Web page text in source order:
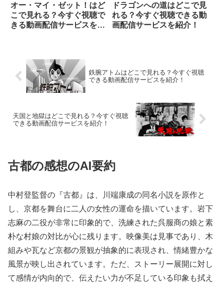
オー・マイ・ゼット！はど
こで見れる？今すぐ視聴で
きる動画配信サービスを紹
ドラゴンへの道はどこで見
れる？今すぐ視聴できる動
画配信サービスを紹介！
鉄腕アトムはどこで見れる？今すぐ視聴
できる動画配信サービスを紹介！
天国と地獄はどこで見れる？今すぐ視聴
できる動画配信サービスを紹介！
古都の感想のAI要約
中村登監督の『古都』は、川端康成の同名小説を原作と
し、京都を舞台に二人の女性の運命を描いています。岩下
志麻の二役が非常に印象的で、洗練された呉服商の娘と素
朴な村娘の対比が心に残ります。映像美は見事であり、木
組みや瓦など京都の景観が抽象的に表現され、情緒豊かな
風景が映し出されています。ただ、ストーリー展開に対し
て感情が内向的で、伝えたい力が不足している印象も拭え